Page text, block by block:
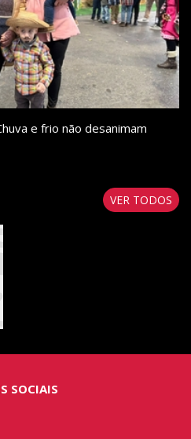
e frio não desanimam
VER TODOS
SOCIAIS